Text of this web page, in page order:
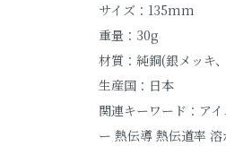
サイズ：135mm
重量：30g
材質：純銅(銀メッキ
生産国：日本
関連キーワード：ア
ー 熱伝導 熱伝道率